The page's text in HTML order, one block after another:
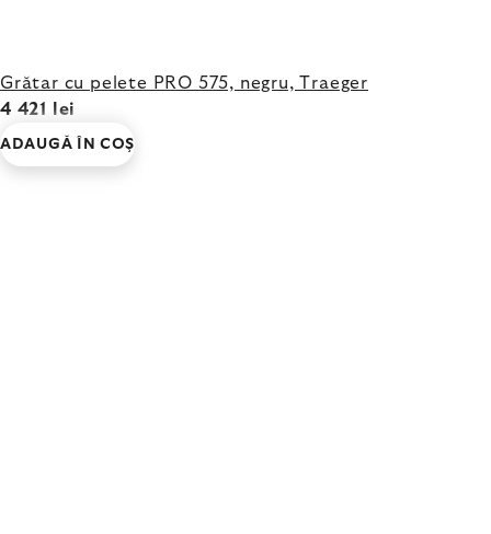
Grătar cu pelete PRO 575, negru, Traeger
4 421 lei
ADAUGĂ ÎN COŞ